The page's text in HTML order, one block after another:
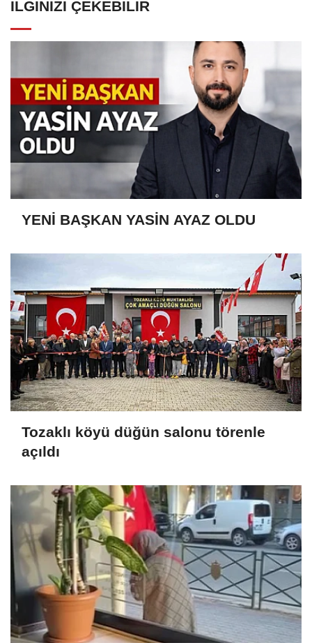
İLGINIZI ÇEKEBILIR
YENİ BAŞKAN YASİN AYAZ OLDU
Tozaklı köyü düğün salonu törenle
açıldı